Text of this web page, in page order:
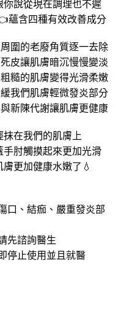
你說從現在調理也不遲
蘊含四種有效改善成分
圍的老廢角質逐一去除
皮讓肌膚暗沉慢慢變淡
糙的肌膚變得光滑柔嫩
我們肌膚輕微發炎部分
新陳代謝讓肌膚更健康
在我們的肌膚上
肘觸摸起來更加光滑
更加健康水嫩了💧
口、結痂、嚴重發炎部
先諮詢醫生
停止使用並且就醫